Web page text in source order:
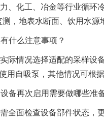
、化工、冶金等行业循环
，地表水断面、饮用水源
什么注意事项？
际情况选择适配的采样设
用自吸泵，其他情况可根据
备再次启用需要做哪些准
全面检查设备部件状态，